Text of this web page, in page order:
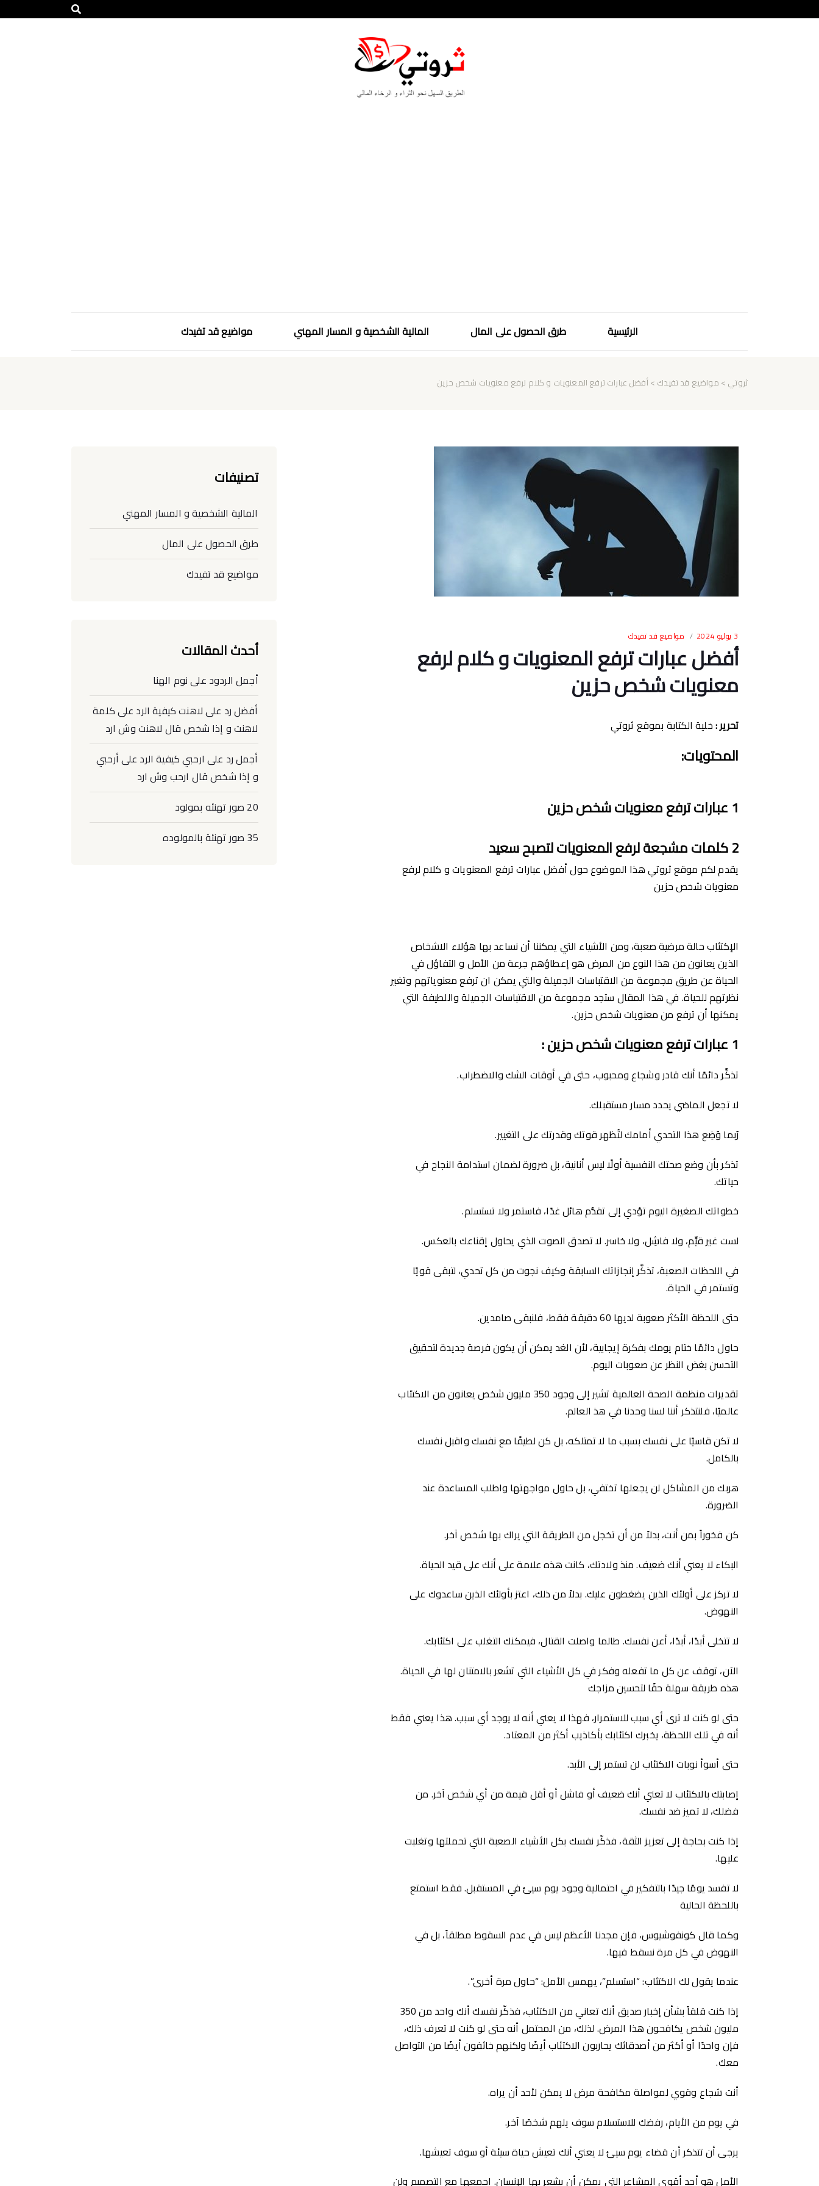
الرئيسية طرق الحصول على المال المالية الشخصية و المسار المهني مواضيع قد تفيدك
ثروتي > مواضيع قد تفيدك > أفضل عبارات ترفع المعنويات و كلام لرفع معنويات شخص حزين
3 يوليو 2024 مواضيع قد تفيدك
أفضل عبارات ترفع المعنويات و كلام لرفع
معنويات شخص حزين
تحرير:خلية الكتابة بموقع ثروتي
المحتويات:
1عبارات ترفع معنويات شخص حزين
2كلمات مشجعة لرفع المعنويات لتصبح سعيد
يقدم لكم موقع ثروتي هذا الموضوع حول أفضل عبارات ترفع المعنويات و كلام لرفع
معنويات شخص حزين
الإكتئاب حالة مرضية صعبة، ومن الأشياء التي يمكننا أن نساعد بها هؤلاء الاشخاص
الذين يعانون من هذا النوع من المرض هو إعطاؤهم جرعة من الأمل و التفاؤل في
الحياة عن طريق مجموعة من الاقتباسات الجميلة والتي يمكن ان ترفع معنوياتهم وتغير
نظرتهم للحياة. في هذا المقال ستجد مجموعة من الاقتباسات الجميلة واللطيفة التي
يمكنها أن ترفع من معنويات شخص حزين.
1عبارات ترفع معنويات شخص حزين:
تذكَّر دائمًا أنك قادر وشجاع ومحبوب، حتى في أوقات الشك والاضطراب.
لا تجعل الماضي يحدد مسار مستقبلك.
رُبما وُضِع هذا التحدي أمامك لتُظهر قوتك وقدرتك على التغيير.
تذكر بأن وضع صحتك النفسية أولًا ليس أنانية، بل ضرورة لضمان استدامة النجاح في
حياتك.
خطواتك الصغيرة اليوم تؤدي إلى تقدُّم هائل غدًا، فاستمر ولا تستسلم.
لست غير قيِّم، ولا فاشِل، ولا خاسر. لا تصدق الصوت الذي يحاول إقناعك بالعكس.
في اللحظات الصعبة، تذكَّر إنجازاتك السابقة وكيف نجوت من كل تحدي، لتبقى قويًا
وتستمر في الحياة.
حتى اللحظة الأكثر صعوبة لديها 60 دقيقة فقط، فلنبقى صامدين.
حاول دائمًا ختام يومك بفكرة إيجابية، لأن الغد يمكن أن يكون فرصة جديدة لتحقيق
التحسن بغض النظر عن صعوبات اليوم.
تقديرات منظمة الصحة العالمية تشير إلى وجود 350 مليون شخص يعانون من الاكتئاب
عالميًا، فلنتذكر أننا لسنا وحدنا في هذ العالم.
لا تكن قاسيًا على نفسك بسبب ما لا تمتلكه، بل كن لطيفًا مع نفسك واقبل نفسك
بالكامل.
هربك من المشاكل لن يجعلها تختفي، بل حاول مواجهتها واطلب المساعدة عند
الضرورة.
كن فخوراً بمن أنت، بدلاً من أن تخجل من الطريقة التي يراك بها شخص آخر.
البكاء لا يعني أنك ضعيف. منذ ولادتك، كانت هذه علامة على أنك على قيد الحياة.
لا تركز على أولئك الذين يضغطون عليك. بدلاً من ذلك، اعتز بأولئك الذين ساعدوك على
النهوض.
لا تتخلى أبدًا، أبدًا، أعن نفسك. طالما واصلت القتال، فيمكنك التغلب على اكتئابك.
الآن، توقف عن كل ما تفعله وفكر في كل الأشياء التي تشعر بالامتنان لها في الحياة.
هذه طريقة سهلة حقًا لتحسين مزاجك
حتى لو كنت لا ترى أي سبب للاستمرار، فهذا لا يعني أنه لا يوجد أي سبب. هذا يعني فقط
أنه في تلك اللحظة، يخبرك اكتئابك بأكاذيب أكثر من المعتاد.
حتى أسوأ نوبات الاكتئاب لن تستمر إلى الأبد.
إصابتك بالاكتئاب لا تعني أنك ضعيف أو فاشل أو أقل قيمة من أي شخص آخر. من
فضلك، لا تميز ضد نفسك.
إذا كنت بحاجة إلى تعزيز الثقة، فذكّر نفسك بكل الأشياء الصعبة التي تحملتها وتغلبت
عليها.
لا تفسد يومًا جيدًا بالتفكير في احتمالية وجود يوم سيئ في المستقبل. فقط استمتع
باللحظة الحالية
وكما قال كونفوشيوس، فإن مجدنا الأعظم ليس في عدم السقوط مطلقاً، بل في
النهوض في كل مرة نسقط فيها.
عندما يقول لك الاكتئاب: “استسلم”، يهمس الأمل: “حاول مرة أخرى”.
إذا كنت قلقاً بشأن إخبار صديق أنك تعاني من الاكتئاب، فذكّر نفسك أنك واحد من 350
مليون شخص يكافحون هذا المرض. لذلك، من المحتمل أنه حتى لو كنت لا تعرف ذلك،
فإن واحدًا أو أكثر من أصدقائك يحاربون الاكتئاب أيضًا ولكنهم خائفون أيضًا من التواصل
معك.
أنت شجاع وقوي لمواصلة مكافحة مرض لا يمكن لأحد أن يراه.
في يوم من الأيام، رفضك للاستسلام سوف يلهم شخصًا آخر.
يرجى أن تتذكر أن قضاء يوم سيئ لا يعني أنك تعيش حياة سيئة أو سوف تعيشها.
الأمل هو أحد أقوى المشاعر التي يمكن أن يشعر بها الإنسان. اجمعها مع التصميم ولن
تصنيفات
المالية الشخصية و المسار المهني
طرق الحصول على المال
مواضيع قد تفيدك
أحدث المقالات
أجمل الردود على نوم الهنا
أفضل رد على لاهنت كيفية الرد على كلمة
لاهنت و إذا شخص قال لاهنت وش ارد
أجمل رد على ارحبي كيفية الرد على أرحبي
و إذا شخص قال ارحب وش ارد
20 صور تهنئه بمولود
35 صور تهنئة بالمولوده